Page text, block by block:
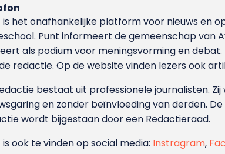
is het onafhankelijke platform voor nieuws en
Punt informeert de gemeenschap van
als podium voor meningsvorming en
redactie. Op de website vinden lezers ook
bestaat uit professionele journalisten.
en zonder beïnvloeding van derden.
wordt bijgestaan door een Redactieraad.
is ook te vinden op social media: Instragram,